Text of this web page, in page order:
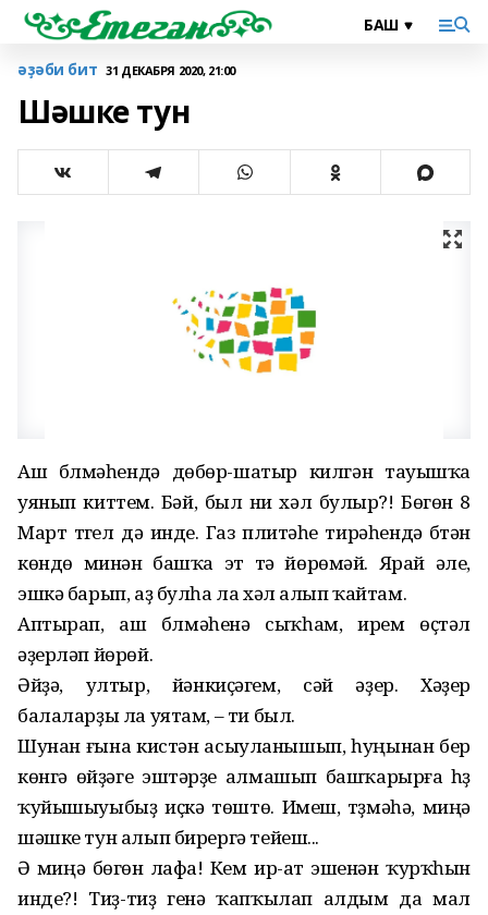
әҙәби бит 31 ДЕКАБРЯ 2020, 21:00
Шәшке тун
Аш бүлмәһендә дөбөр-шатыр килгән тауышҡа
уянып киттем. Бәй, был ни хәл булыр?! Бөгөн 8
Март түгел дә инде. Газ плитәһе тирәһендә бүтән
көндө минән башҡа эт тә йөрөмәй. Ярай әле,
эшкә барып, аҙ булһа ла хәл алып ҡайтам.
Аптырап, аш бүлмәһенә сыҡһам, ирем өҫтәл
әҙерләп йөрөй.
Әйҙә, ултыр, йәнкиҫәгем, сәй әҙер. Хәҙер
балаларҙы ла уятам, – ти был.
Шунан ғына кистән асыуланышып, һуңынан бер
көнгә өйҙәге эштәрҙе алмашып башҡарырға һүҙ
ҡуйышыуыбыҙ иҫкә төштө. Имеш, түҙмәһә, миңә
шәшке тун алып бирергә тейеш...
Ә миңә бөгөн лафа! Кем ир-ат эшенән ҡурҡһын
инде?! Тиҙ-тиҙ генә ҡапҡылап алдым да мал